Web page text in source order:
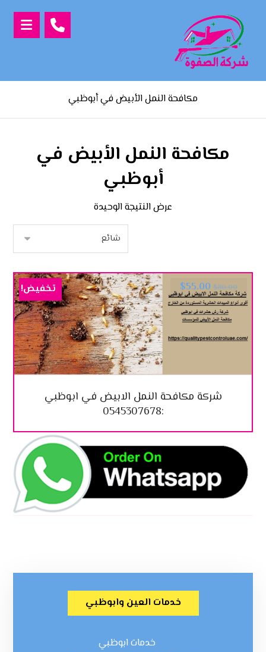
مكافحة النمل الأبيض في أبوظبي
مكافحة النمل الأبيض في
أبوظبي
عرض النتيجة الوحيدة
شركة مكافحة النمل الابيض في ابوظبي
:0545307678
$80.00
$55.00 تخفيض!
خدمات العين وابوظبي
خدمات ابوظبي